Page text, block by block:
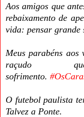
Aos amigos que
rebaixamento de
vida: pensar grande
Meus parabéns aos
raçudo
sofrimento.
O futebol paulista
Talvez a Ponte.